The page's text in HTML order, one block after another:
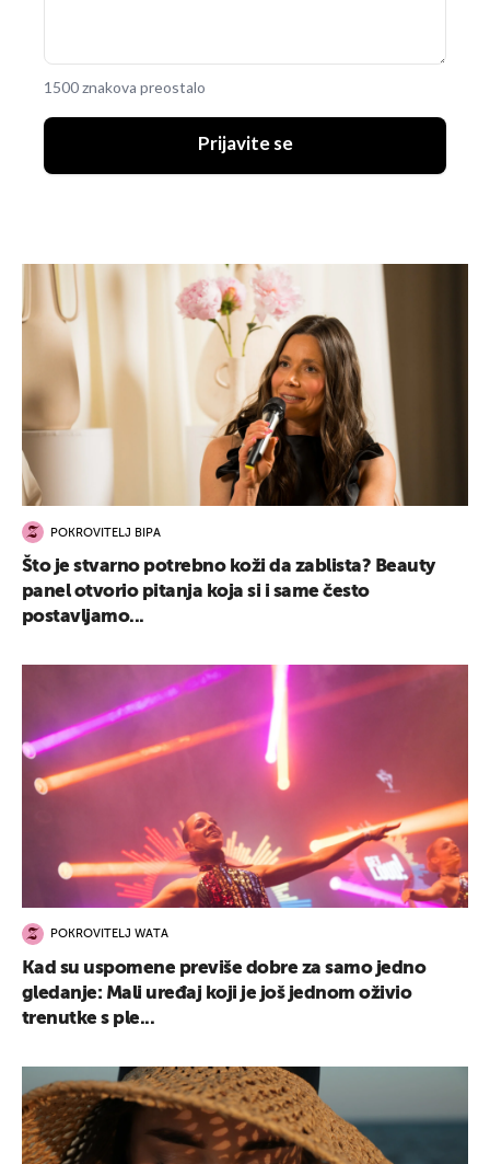
1500 znakova preostalo
Prijavite se
POKROVITELJ BIPA
Što je stvarno potrebno koži da zablista? Beauty
panel otvorio pitanja koja si i same često
postavljamo...
POKROVITELJ WATA
Kad su uspomene previše dobre za samo jedno
gledanje: Mali uređaj koji je još jednom oživio
trenutke s ple...